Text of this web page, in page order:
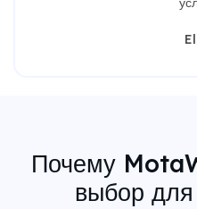
Почему
выбор